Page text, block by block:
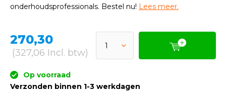
onderhoudsprofessionals. Bestel nu! Lees meer.
270,30
(327,06 Incl. btw)
Op voorraad
Verzonden binnen 1-3 werkdagen